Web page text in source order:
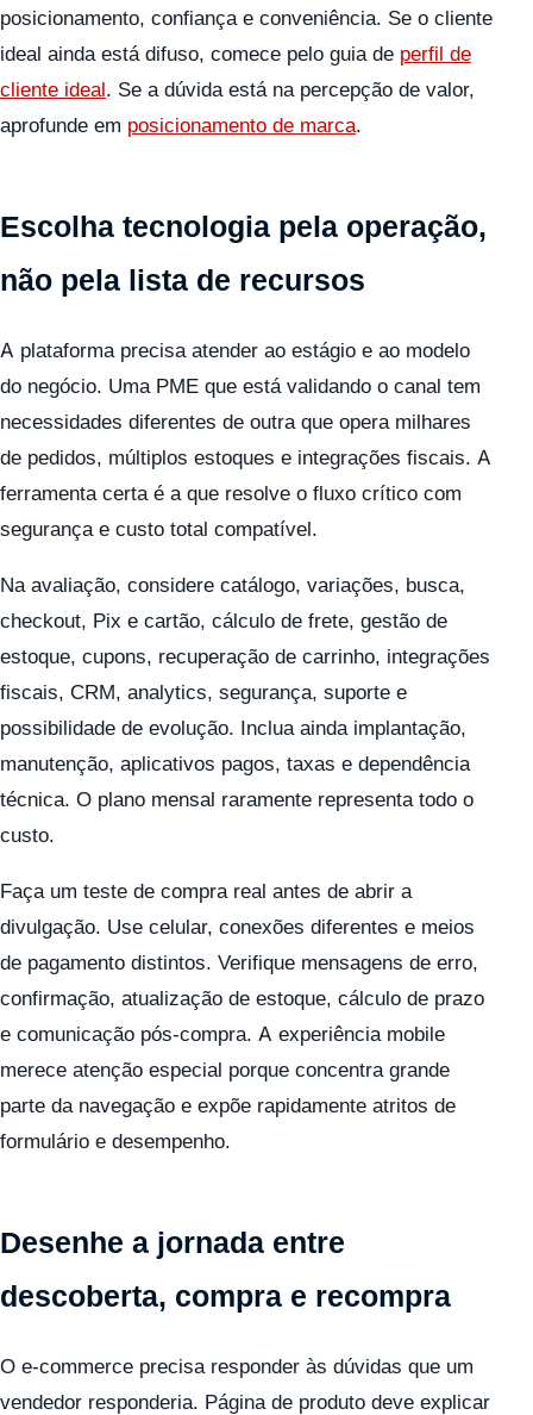
posicionamento, confiança e conveniência. Se o cliente
ideal ainda está difuso, comece pelo guia de perfil de
cliente ideal. Se a dúvida está na percepção de valor,
aprofunde em posicionamento de marca.
Escolha tecnologia pela operação,
não pela lista de recursos
A plataforma precisa atender ao estágio e ao modelo
do negócio. Uma PME que está validando o canal tem
necessidades diferentes de outra que opera milhares
de pedidos, múltiplos estoques e integrações fiscais. A
ferramenta certa é a que resolve o fluxo crítico com
segurança e custo total compatível.
Na avaliação, considere catálogo, variações, busca,
checkout, Pix e cartão, cálculo de frete, gestão de
estoque, cupons, recuperação de carrinho, integrações
fiscais, CRM, analytics, segurança, suporte e
possibilidade de evolução. Inclua ainda implantação,
manutenção, aplicativos pagos, taxas e dependência
técnica. O plano mensal raramente representa todo o
custo.
Faça um teste de compra real antes de abrir a
divulgação. Use celular, conexões diferentes e meios
de pagamento distintos. Verifique mensagens de erro,
confirmação, atualização de estoque, cálculo de prazo
e comunicação pós-compra. A experiência mobile
merece atenção especial porque concentra grande
parte da navegação e expõe rapidamente atritos de
formulário e desempenho.
Desenhe a jornada entre
descoberta, compra e recompra
O e-commerce precisa responder às dúvidas que um
vendedor responderia. Página de produto deve explicar